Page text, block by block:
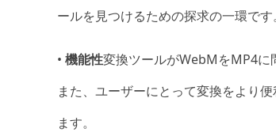
ールを見つけるための探求の一環です。
• 機能性変換ツールがWebMをMP4に
また、ユーザーにとって変換をより
ます。